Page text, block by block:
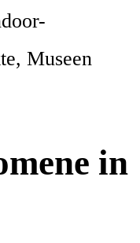
Museen
in